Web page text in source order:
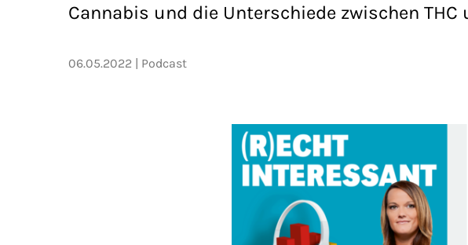
Cannabis und die Unterschiede zwischen THC
06.05.2022 Podcast